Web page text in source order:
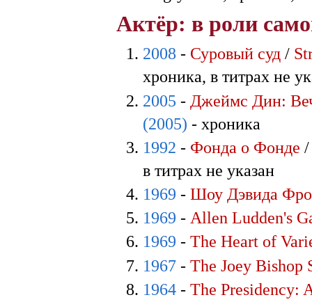
Актёр: в роли
2008 - Суровый суд /
хроника, в титрах не
2005 - Джеймс Дин:
(2005) - хроника
1992 - Фонда о Фонде
в титрах не указан
1969 -Шоу Дэвида
1969 - Allen Ludden's
1969 -The Heart of
1967 -The Joey Bishop
1964 -The Presidency: